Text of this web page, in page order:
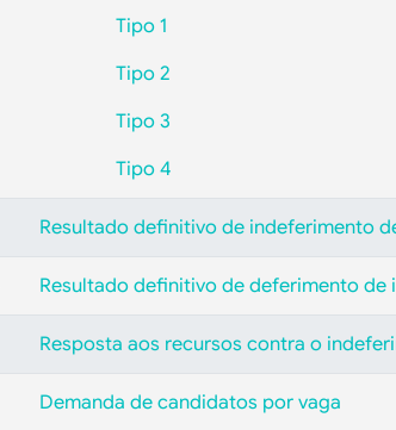
Tipo 1
Tipo 2
Tipo 3
Tipo 4
Resultado definitivo de indeferimento
Resultado definitivo de deferimento
Resposta aos recursos contra o
Demanda de candidatos por vaga